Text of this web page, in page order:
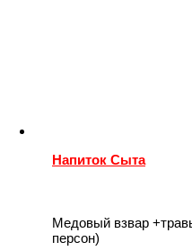
Напиток Сыта
Медовый взвар
персон)